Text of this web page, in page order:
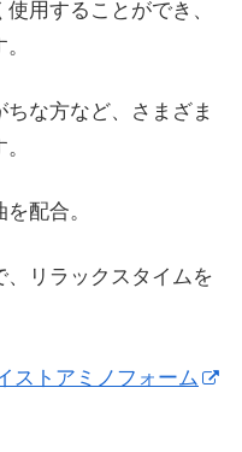
用することができ、
な方など、さまざま
配合。
リラックスタイムを
ストアミノフォーム